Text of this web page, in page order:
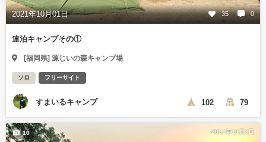
2021年10月01日 35 0
連泊キャンプその①
[福岡県] 源じいの森キャンプ場
ソロ フリーサイト
すまいるキャンプ 102 79
2021年10月3日
10